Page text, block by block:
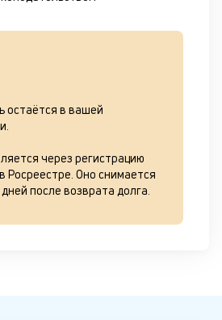
остаётся в вашей
через регистрацию
Росреестре. Оно снимается
после возврата долга.